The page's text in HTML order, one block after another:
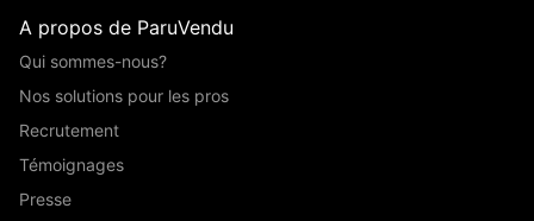
A propos de ParuVendu
Qui sommes-nous?
Nos solutions pour les pros
Recrutement
Témoignages
Presse